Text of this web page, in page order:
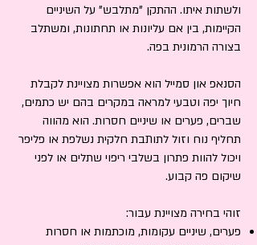
ולשתות איתו. ההתקן "מתלבש" על השיניים
הקיימות, בין אם עליונות או תחתונות, ומשתלב
בצורה הרמונית בפה.
הסנאפ און סמייל הוא אפשרות מצויינת לקבלת
חיוך יפה וטבעי למראה במקרים בהם יש כתמים,
שברים, פערים או שיניים חסרות. הוא מהווה
תחליף נוח וזול לתותבת חלקית נשלפת או פליפר
ויכול להוות פתרון בשלבי ריפוי שתלים או לפני
שיקום פה קבוע.
זוהי בחירה מצויינת עבור:
פערים, שיניים עקומות, מוכתמות או חסרות